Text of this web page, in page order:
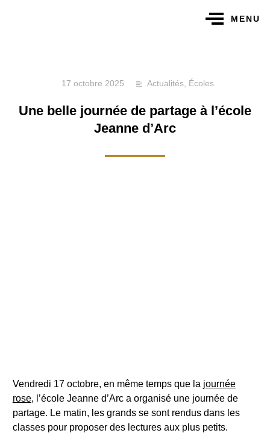
MENU
17 octobre 2025 Actualités, Écoles
Une belle journée de partage à l’école
Jeanne d’Arc
Vendredi 17 octobre, en même temps que la journée
rose, l’école Jeanne d’Arc a organisé une journée de
partage. Le matin, les grands se sont rendus dans les
classes pour proposer des lectures aux plus petits.